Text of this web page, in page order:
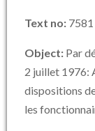
Text no: 7581
Object: Par
2 juillet 1976:
dispositions
les